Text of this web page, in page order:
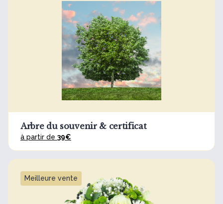
Arbre du souvenir & certificat
à partir de 39€
Meilleure vente